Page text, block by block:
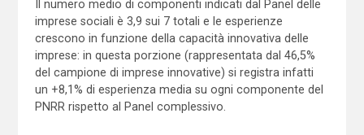
Il numero medio di componenti indicati dal Panel delle
imprese sociali è 3,9 sui 7 totali e le esperienze
crescono in funzione della capacità innovativa delle
imprese: in questa porzione (rappresentata dal 46,5%
del campione di imprese innovative) si registra infatti
un +8,1% di esperienza media su ogni componente del
PNRR rispetto al Panel complessivo.